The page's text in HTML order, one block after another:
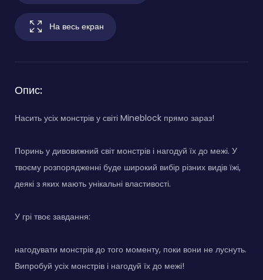
На весь екран
Опис:
Насить усіх монстрів у світі Mineblock прямо зараз!
Поринь у дивовижний світ монстрів і нагодуй їх до межі. У
твоєму розпорядженні буде широкий вибір різних видів їжі,
деякі з яких мають унікальні властивості.
У грі твоє завдання:
нагодувати монстрів до того моменту, поки вони не луснуть.
Випробуй усіх монстрів і нагодуй їх до межі!